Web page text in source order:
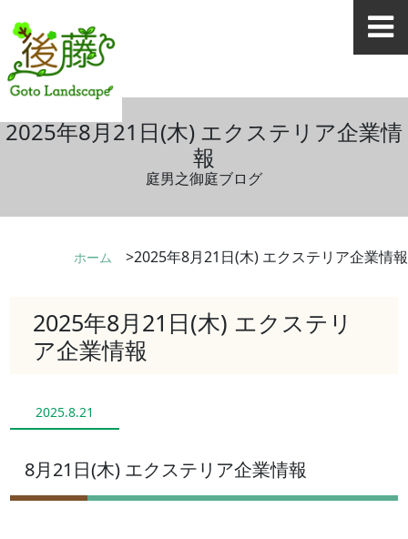
2025年8月21日(木) エクステリア企業情
報
庭男之御庭ブログ
ホーム 2025年8月21日(木) エクステリア企業情報
2025年8月21日(木) エクステリ
ア企業情報
2025.8.21
8月21日(木) エクステリア企業情報